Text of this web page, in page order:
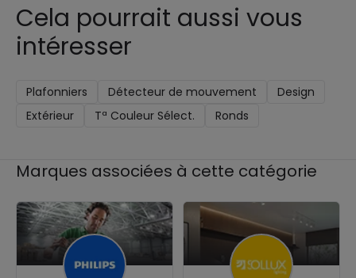
Cela pourrait aussi vous
intéresser
Plafonniers Détecteur de mouvement
Design
Extérieur
Tª Couleur Sélect. Ronds
Marques associées à cette catégorie